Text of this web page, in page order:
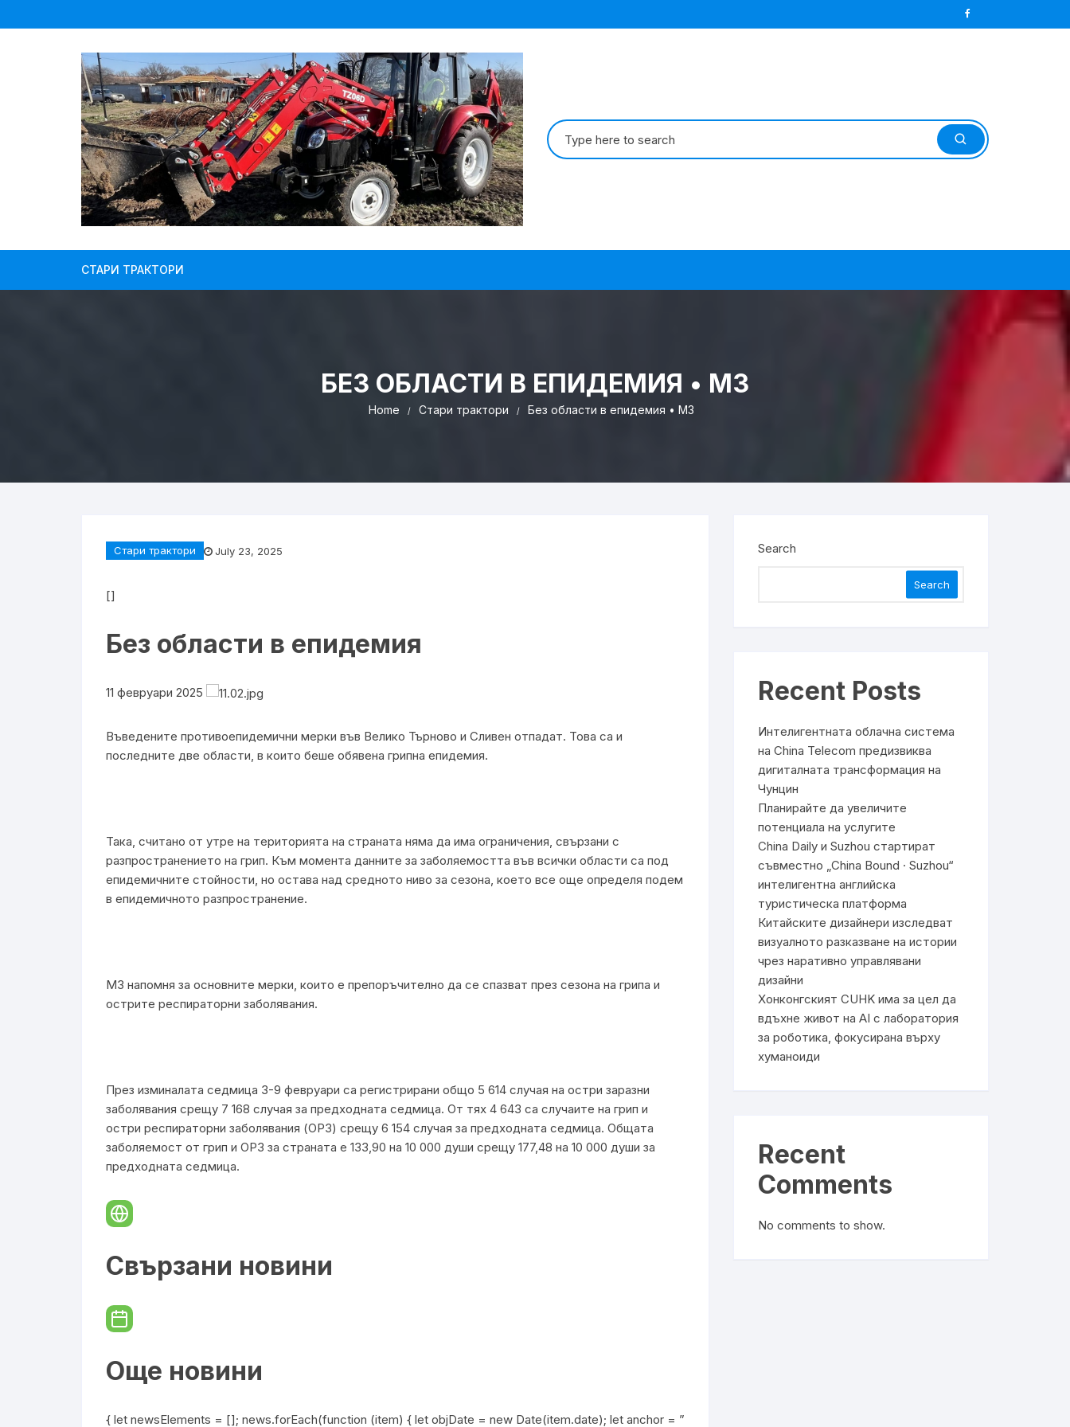
to
Search
for:
СТАРИ ТРАКТОРИ
БЕЗ ОБЛАСТИ В ЕПИДЕМИЯ • МЗ
Home Стари трактори Без области в епидемия • МЗ
Стари трактори July 23, 2025
[]
Без области в епидемия
11 февруари 2025
Въведените противоепидемични мерки във Велико Търново и Сливен отпадат. Това са и
последните две области, в които беше обявена грипна епидемия.
Така, считано от утре на територията на страната няма да има ограничения, свързани с
разпространението на грип. Към момента данните за заболяемостта във всички области са под
епидемичните стойности, но остава над средното ниво за сезона, което все още определя подем
в епидемичното разпространение.
МЗ напомня за основните мерки, които е препоръчително да се спазват през сезона на грипа и
острите респираторни заболявания.
През изминалата седмица 3-9 февруари са регистрирани общо 5 614 случая на остри заразни
заболявания срещу 7 168 случая за предходната седмица. От тях 4 643 са случаите на грип и
остри респираторни заболявания (ОРЗ) срещу 6 154 случая за предходната седмица. Общата
заболяемост от грип и ОРЗ за страната е 133,90 на 10 000 души срещу 177,48 на 10 000 души за
предходната седмица.
Свързани новини
Още новини
{ let newsElements = []; news.forEach(function (item) { let objDate = new Date(item.date); let anchor = ”
Search
Search
Recent Posts
Интелигентната облачна система
на China Telecom предизвиква
дигиталната трансформация на
Чунцин
Планирайте да увеличите
потенциала на услугите
China Daily и Suzhou стартират
съвместно „China Bound · Suzhou“
интелигентна английска
туристическа платформа
Китайските дизайнери изследват
визуалното разказване на истории
чрез наративно управлявани
дизайни
Хонконгският CUHK има за цел да
вдъхне живот на AI с лаборатория
за роботика, фокусирана върху
хуманоиди
Recent
Comments
No comments to show.